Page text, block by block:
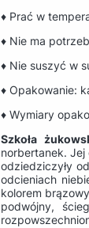
♦ Prać w
♦ Nie ma
♦ Nie suszyć w
♦ Opakowanie:
♦ Wymiary
Szkoła
norbertanek.
odziedziczyły
odcieniach
kolorem
podwójny,